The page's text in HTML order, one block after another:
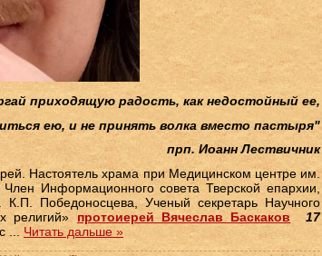
приходящую радость, как недостойный ее,
ею, и не принять волка вместо пастыря"
прп. Иоанн Лествичник
Настоятель храма при Медицинском центре им.
Информационного совета Тверской епархии,
К.П. Победоносцева, Ученый секретарь Научного
религий» протоиерей Вячеслав Баскаков
17
Читать дальше »